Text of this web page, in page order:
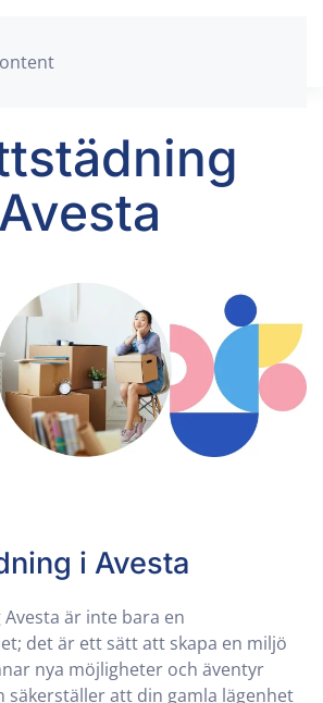
Avesta
i Avesta
är inte bara en
det är ett sätt att skapa en miljö
nya möjligheter och äventyr
säkerställer att din gamla lägenhet